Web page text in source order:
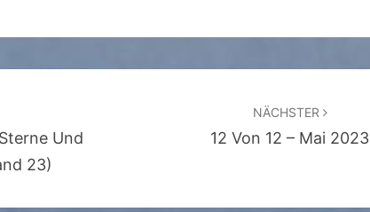
Und
23)
NÄCHSTER
12 Von 12 – Mai 2023